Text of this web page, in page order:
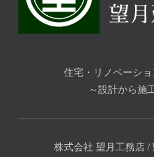
住宅・リノベーシ
～設計から施
株式会社 望月工務店 /